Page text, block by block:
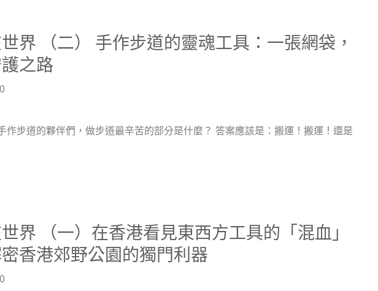
界 （二） 手作步道的靈魂工具：一張網袋，
之路
步道的夥伴們，做步道最辛苦的部分是什麼？ 答案應該是：搬運！搬運！還是
界 （一）在香港看見東西方工具的「混血」
香港郊野公園的獨門利器